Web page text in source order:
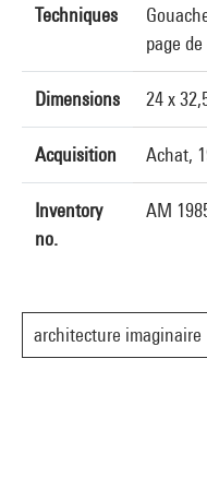
Techniques
page
Dimensions 24 x
Acquisition Achat,
Inventory
no.
AM
architecture imaginaire